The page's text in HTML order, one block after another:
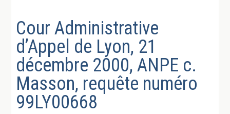
Cour Administrative
d’Appel de Lyon, 21
décembre 2000, ANPE c.
Masson, requête numéro
99LY00668